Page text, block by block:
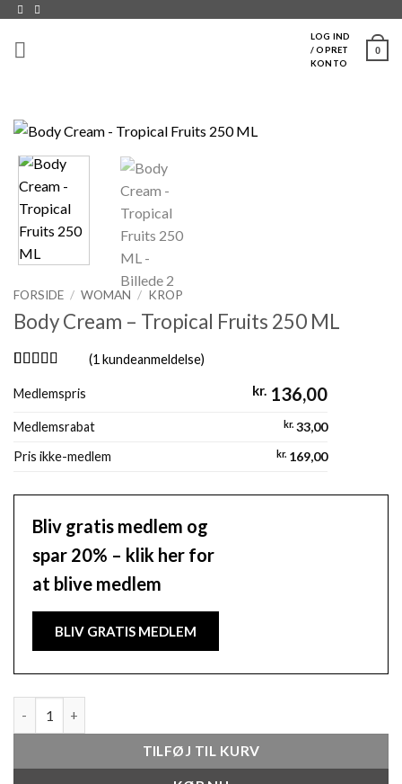
Fortsæt
indhold
LOG IND
/ OPRET
KONTO
0
FORSIDE / WOMAN / KROP
Body Cream – Tropical Fruits 250 ML
5ud af 5
kundebedømmelse
(1 kundeanmeldelse)
Medlemspris kr. 136,00
Medlemsrabat kr. 33,00
Pris ikke-medlem
kr. 169,00
Bliv gratis medlem og
spar 20% – klik her for
at blive medlem
BLIV GRATIS MEDLEM
TILFØJ TIL KURV